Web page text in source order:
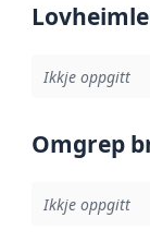
Ikkje oppgitt
Omgrep
Ikkje oppgitt